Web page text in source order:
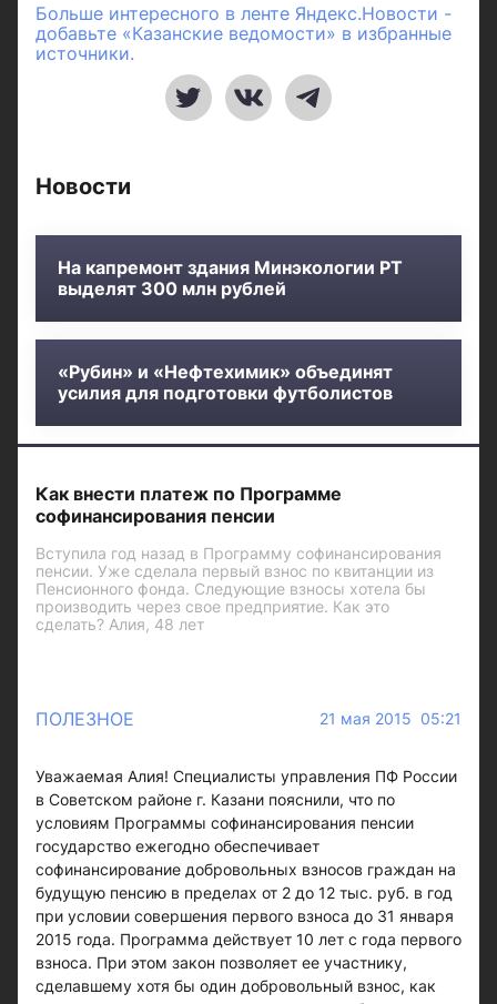
Больше интересного в ленте Яндекс.Новости -
добавьте «Казанские ведомости» в избранные
источники.
Новости
На капремонт здания Минэкологии РТ
выделят 300 млн рублей
«Рубин» и «Нефтехимик» объединят
усилия для подготовки футболистов
Как внести платеж по Программе
софинансирования пенсии
Вступила год назад в Программу софинансирования
пенсии. Уже сделала первый взнос по квитанции из
Пенсионного фонда. Следующие взносы хотела бы
производить через свое предприятие. Как это
сделать? Алия, 48 лет
ПОЛЕЗНОЕ 21 мая 2015 05:21
Уважаемая Алия! Специалисты управления ПФ России
в Советском районе г. Казани пояснили, что по
условиям Программы софинансирования пенсии
государство ежегодно обеспечивает
софинансирование добровольных взносов граждан на
будущую пенсию в пределах от 2 до 12 тыс. руб. в год
при условии совершения первого взноса до 31 января
2015 года. Программа действует 10 лет с года первого
взноса. При этом закон позволяет ее участнику,
сделавшему хотя бы один добровольный взнос, как